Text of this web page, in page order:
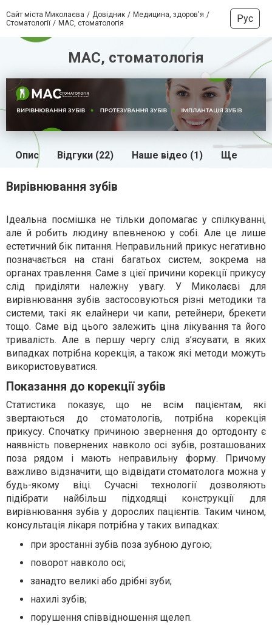
Сайт міста Миколаєва Довідник
Медицина, здоров'я
Стоматології
МАС, стоматологія Рус
МАС, стоматологія
Опис Відгуки (22) Наше відео (1) Ще
Вирівнювання зубів
Ідеальна посмішка не тільки допомагає у спілкуванні,
але й робить людину впевненою у собі. Але це лише
естетичний бік питання. Неправильний прикус негативно
позначається на стані багатьох систем, зокрема на
органах травлення. Саме з цієї причини корекції прикусу
слід приділяти належну увагу. У Миколаєві для
вирівнювання зубів застосовуються різні методики та
системи, такі як елайнери чи капи, ретейнери, брекети
тощо. Саме від цього залежить ціна лікування та його
тривалість. Але в першу чергу слід з’ясувати, в яких
випадках потрібна корекція, а також які методи можуть
використовуватися.
Показання до корекції зубів
Статистика показує, що не всім пацієнтам, які
звертаються до стоматологів, потрібна корекція
прикусу. Спочатку причиною звернення до ортодонту є
наявність повернених навколо осі зубів, розташованих
поза рядом і мають неправильну форму. Причому
важливо відзначити, що відвідати стоматолога можна у
будь-якому віці. Сучасні технології дозволяють
підібрати найбільш підходящі конструкції для
вирівнювання зубів у дорослих пацієнтів. Таким чином,
консультація лікаря потрібна у таких випадках:
при зростанні зубів поза зубною дугою;
поворот навколо осі;
занадто великі або дрібні зуби;
нахилі зубів;
порушення співвідношення щелеп.